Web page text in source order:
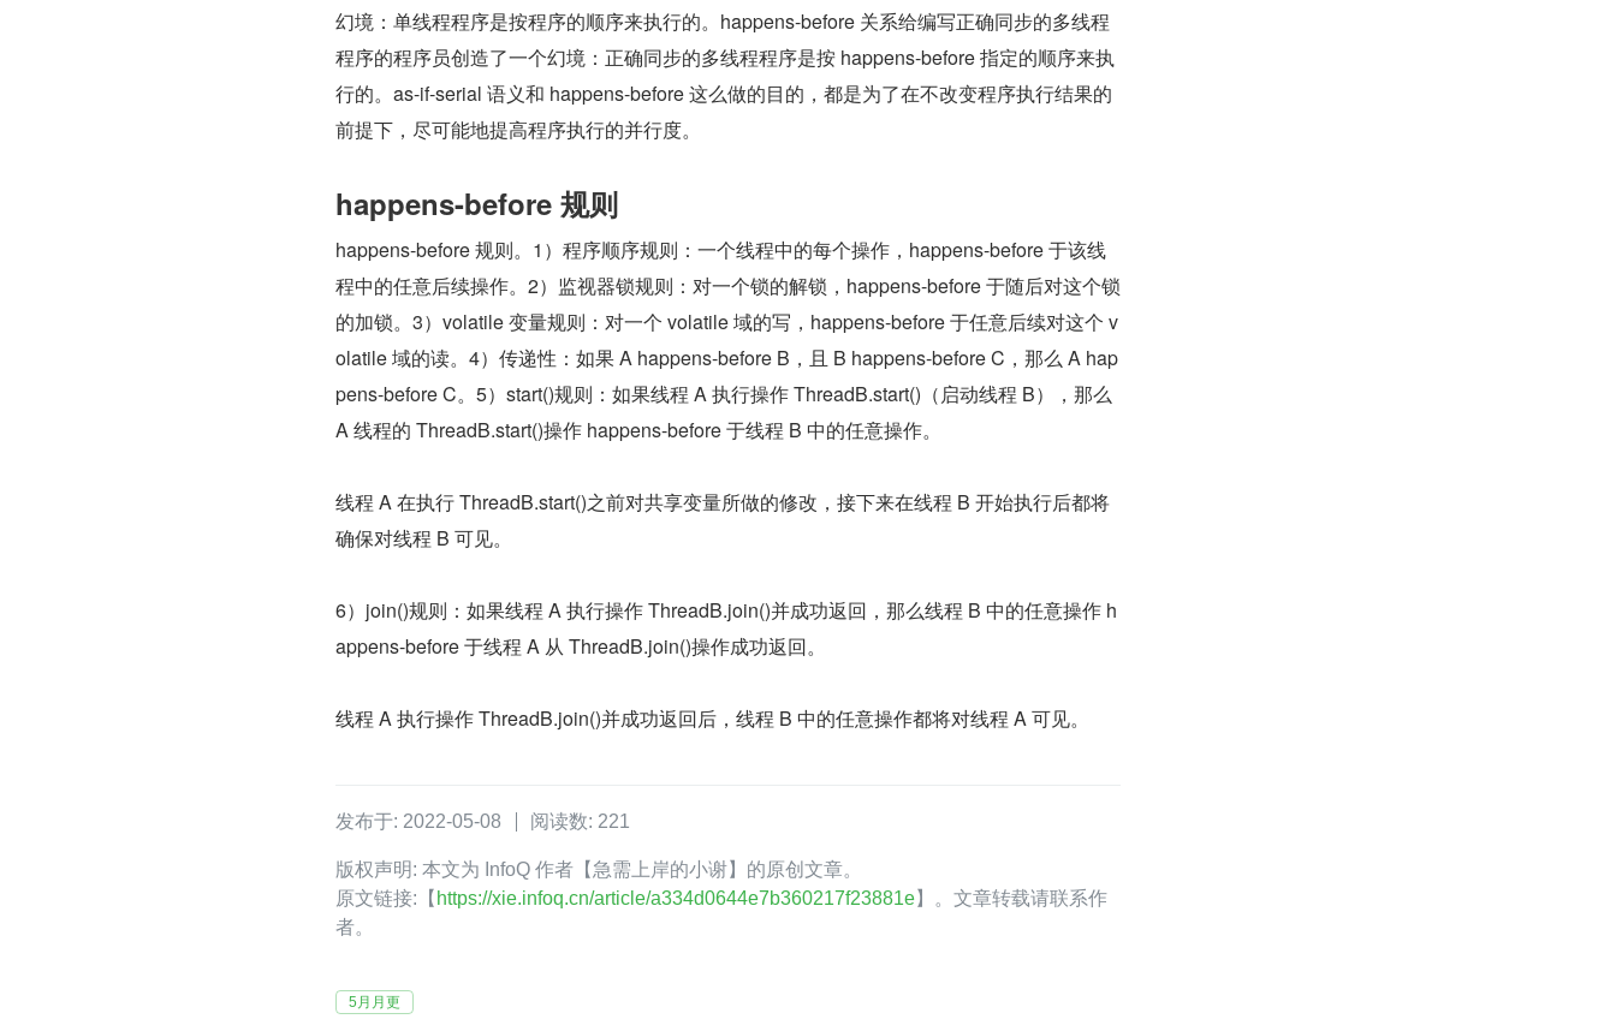
幻境：单线程程序是按程序的顺序来执行的。happens-before 关系给编写正确同步的多线程
程序的程序员创造了一个幻境：正确同步的多线程程序是按 happens-before 指定的顺序来执
行的。as-if-serial 语义和 happens-before 这么做的目的，都是为了在不改变程序执行结果的
前提下，尽可能地提高程序执行的并行度。
happens-before 规则
happens-before 规则。1）程序顺序规则：一个线程中的每个操作，happens-before 于该线
程中的任意后续操作。2）监视器锁规则：对一个锁的解锁，happens-before 于随后对这个锁
的加锁。3）volatile 变量规则：对一个 volatile 域的写，happens-before 于任意后续对这个 v
olatile 域的读。4）传递性：如果 A happens-before B，且 B happens-before C，那么 A hap
pens-before C。5）start()规则：如果线程 A 执行操作 ThreadB.start()（启动线程 B），那么
A 线程的 ThreadB.start()操作 happens-before 于线程 B 中的任意操作。
线程 A 在执行 ThreadB.start()之前对共享变量所做的修改，接下来在线程 B 开始执行后都将
确保对线程 B 可见。
6）join()规则：如果线程 A 执行操作 ThreadB.join()并成功返回，那么线程 B 中的任意操作 h
appens-before 于线程 A 从 ThreadB.join()操作成功返回。
线程 A 执行操作 ThreadB.join()并成功返回后，线程 B 中的任意操作都将对线程 A 可见。
发布于: 2022-05-08 阅读数: 221
版权声明: 本文为 InfoQ 作者【急需上岸的小谢】的原创文章。
原文链接:【 https://xie.infoq.cn/article/a334d0644e7b360217f23881e】。文章转载请联系作
者。
5月月更